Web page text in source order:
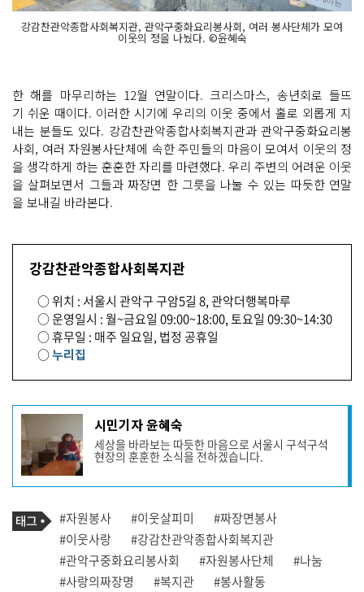
강감찬관악종합사회복지관, 관악구중화요리봉사회, 여러 봉사단체가 모여
이웃의 정을 나눴다. ©윤혜숙
한 해를 마무리하는 12월 연말이다. 크리스마스, 송년회로 들뜨
기 쉬운 때이다. 이러한 시기에 우리의 이웃 중에서 홀로 외롭게 지
내는 분들도 있다. 강감찬관악종합사회복지관과 관악구중화요리봉
사회, 여러 자원봉사단체에 속한 주민들의 마음이 모여서 이웃의 정
을 생각하게 하는 훈훈한 자리를 마련했다. 우리 주변의 어려운 이웃
을 살펴보면서 그들과 짜장면 한 그릇을 나눌 수 있는 따듯한 연말
을 보내길 바라본다.
강감찬관악종합사회복지관
○ 위치 : 서울시 관악구 구암5길 8, 관악더행복마루
○ 운영일시 : 월~금요일 09:00~18:00, 토요일 09:30~14:30
○ 휴무일 : 매주 일요일, 법정 공휴일
○누리집
기
사
작
성
자
프
필
시민기자 윤혜숙
세상을 바라보는 따듯한 마음으로 서울시 구석구석
현장의 훈훈한 소식을 전하겠습니다.
기
사
관
련
태
그
태
그
#자원봉사 #이웃살피미
#짜장면봉사
#이웃사랑
#강감찬관악종합사회복지관
#관악구중화요리봉사회
#자원봉사단체
#나눔
#사랑의짜장명
#복지관 #봉사활동